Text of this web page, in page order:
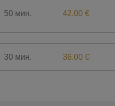
50 мин. 42.00 €
30 мин. 36.00 €